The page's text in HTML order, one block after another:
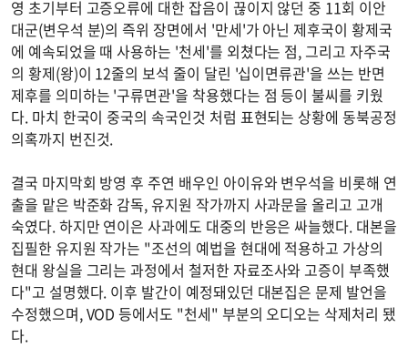
영 초기부터 고증오류에 대한 잡음이 끊이지 않던 중 11회 이안
대군(변우석 분)의 즉위 장면에서 '만세'가 아닌 제후국이 황제국
에 예속되었을 때 사용하는 '천세'를 외쳤다는 점, 그리고 자주국
의 황제(왕)이 12줄의 보석 줄이 달린 '십이면류관'을 쓰는 반면
제후를 의미하는 '구류면관'을 착용했다는 점 등이 불씨를 키웠
다. 마치 한국이 중국의 속국인것 처럼 표현되는 상황에 동북공정
의혹까지 번진것.
결국 마지막회 방영 후 주연 배우인 아이유와 변우석을 비롯해 연
출을 맡은 박준화 감독, 유지원 작가까지 사과문을 올리고 고개
숙였다. 하지만 연이은 사과에도 대중의 반응은 싸늘했다. 대본을
집필한 유지원 작가는 "조선의 예법을 현대에 적용하고 가상의
현대 왕실을 그리는 과정에서 철저한 자료조사와 고증이 부족했
다"고 설명했다. 이후 발간이 예정돼있던 대본집은 문제 발언을
수정했으며, VOD 등에서도 "천세" 부분의 오디오는 삭제처리 됐
다.